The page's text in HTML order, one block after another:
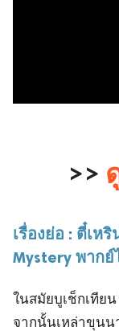
>>
เรื่องย่อ : ตี๋เห
Mystery พากย์
ในสมัยบูเช็กเทีย
จากนั้นเหล่าขุนน